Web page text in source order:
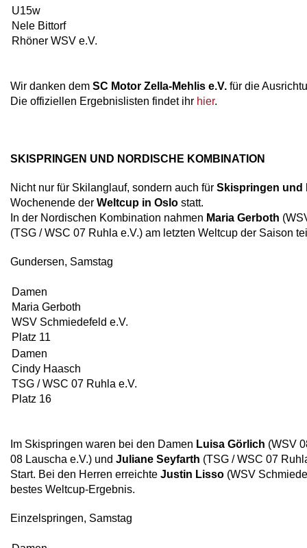
U15w
Nele Bittorf
Rhöner WSV e.V.
Wir danken dem SC Motor Zella-Mehlis e.V. für die
Die offiziellen Ergebnislisten findet ihr hier.
SKISPRINGEN UND NORDISCHE KOMBINATION
Nicht nur für Skilanglauf, sondern auch für Skispringen und
Wochenende der Weltcup in Oslo statt.
In der Nordischen Kombination nahmen Maria Gerboth
(TSG / WSC 07 Ruhla e.V.) am letzten Weltcup der Saison
Gundersen, Samstag
Damen
Maria Gerboth
WSV Schmiedefeld e.V.
Platz 11
Damen
Cindy Haasch
TSG / WSC 07 Ruhla e.V.
Platz 16
Im Skispringen waren bei den Damen Luisa Görlich (WSV
08 Lauscha e.V.) und Juliane Seyfarth (TSG / WSC 07
Start. Bei den Herren erreichte Justin Lisso (WSV
bestes Weltcup-Ergebnis.
Einzelspringen, Samstag